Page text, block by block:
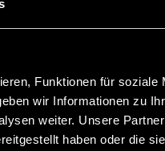
Funktionen für soziale
wir Informationen zu
weiter. Unsere
haben oder die